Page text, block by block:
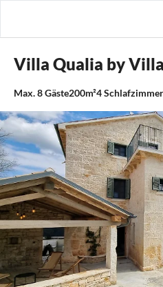
Villa Qualia by
Max.8Gäste200m²4Schlafzimmer